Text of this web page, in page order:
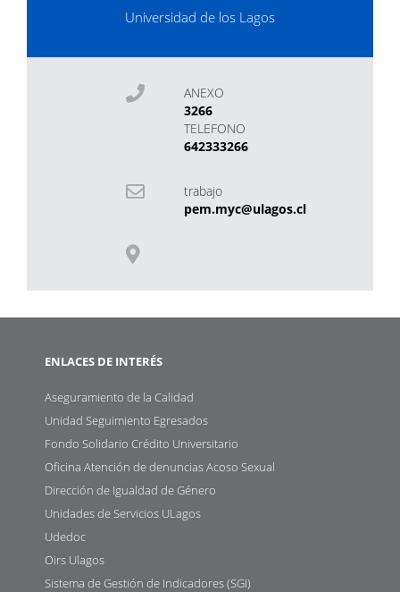
Universidad de los Lagos
ANEXO
3266
TELEFONO
642333266
trabajo
pem.myc@ulagos.cl
ENLACES DE INTERÉS
Aseguramiento de la Calidad
Unidad Seguimiento Egresados
Fondo Solidario Crédito Universitario
Oficina Atención de denuncias Acoso Sexual
Dirección de Igualdad de Género
Unidades de Servicios ULagos
Udedoc
Oirs Ulagos
Sistema de Gestión de Indicadores (SGI)